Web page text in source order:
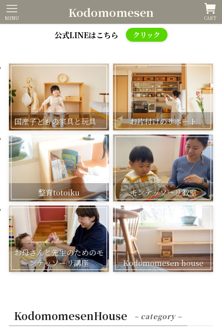
Kodomomesen CART
MENU
公式LINEはこちら クリック
国産子どもの家具と玩具 お片付けのサポート
整育totoiku モンテッソーリ教室
お母さんと先生のためのモ
ンテッソーリ講座
Kodomomesen house
KodomomesenHouse – category –